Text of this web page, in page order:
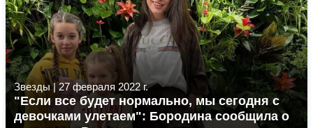
Звезды|27 февраля 2022 г.
"Если все будет нормально, мы сегодня с
девочками улетаем": Бородина сообщила о